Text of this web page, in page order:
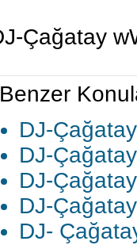
Çağatay
Benzer
DJ-
DJ-
DJ-
DJ-
DJ-